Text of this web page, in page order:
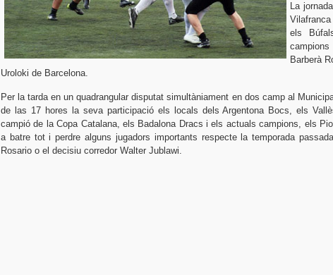
La
els
Barberà
Uroloki de Barcelona.
Per la tarda en un quadrangular disputat simultàniament en dos camp al
de las 17 hores la seva participació els locals dels Argentona Bocs, els
campió de la Copa Catalana, els Badalona Dracs i els actuals campions, els
a batre tot i perdre alguns jugadors importants respecte la temporada
Rosario o el decisiu corredor Walter Jublawi.